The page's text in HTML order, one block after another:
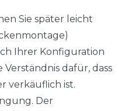
Sie später leicht
Ihrer Konfiguration
dafür, dass
verkäuflich ist.
Der